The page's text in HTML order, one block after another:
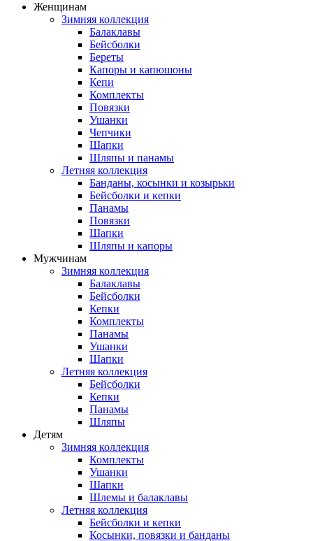
Женщинам
Зимняя коллекция
Балаклавы
Бейсболки
Береты
Капоры и капюшоны
Кепи
Комплекты
Повязки
Ушанки
Чепчики
Шапки
Шляпы и панамы
Летняя коллекция
Банданы, косынки и козырьки
Бейсболки и кепки
Панамы
Повязки
Шапки
Шляпы и капоры
Мужчинам
Зимняя коллекция
Балаклавы
Бейсболки
Кепки
Комплекты
Панамы
Ушанки
Шапки
Летняя коллекция
Бейсболки
Кепки
Панамы
Шляпы
Детям
Зимняя коллекция
Комплекты
Ушанки
Шапки
Шлемы и балаклавы
Летняя коллекция
Бейсболки и кепки
Косынки, повязки и банданы